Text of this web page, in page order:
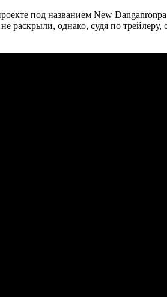
под названием New
раскрыли, однако, судя по